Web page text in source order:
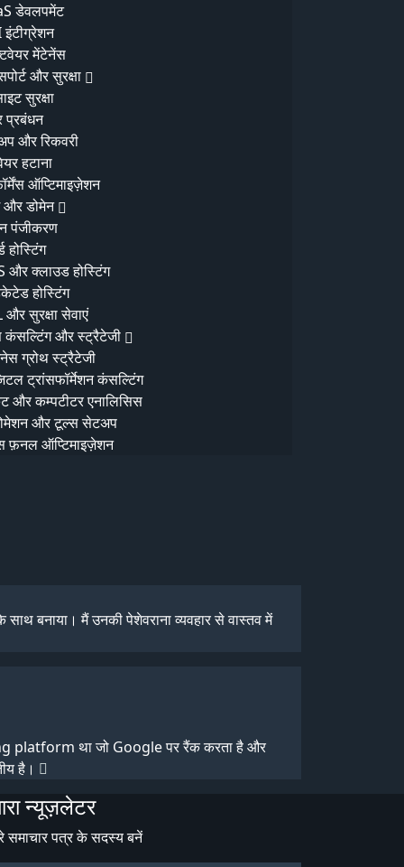
डेवलपमेंट
इंटीग्रेशन
मेंटेनेंस
और सुरक्षा
सुरक्षा
प्रबंधन
और रिकवरी
हटाना
ऑप्टिमाइज़ेशन
और डोमेन
पंजीकरण
होस्टिंग
और क्लाउड होस्टिंग
होस्टिंग
और सुरक्षा सेवाएं
कंसल्टिंग और स्ट्रैटेजी
ग्रोथ स्ट्रैटेजी
ट्रांसफॉर्मेशन कंसल्टिंग
और कम्पटीटर एनालिसिस
और टूल्स सेटअप
फ़नल ऑप्टिमाइज़ेशन
एक पाठक एक पृष्ठ के खाखे पृष्ठ
porttitor dignissim magna
पाठक एक पृष्ठ के खाखे
इंजीनियर किया गया था। 3 महीनों के भीतर, हमारा
business growth deliver करती हैं।
ठीक काम करती है। बेहतरीन सेवा और अत्यधिक
बनाया। मैं उनकी पेशेवराना व्यवहार से वास्तव में
platform था जो Google पर रैंक करता है और
है।
न्यूज़लेटर
समाचार पत्र के सदस्य बनें